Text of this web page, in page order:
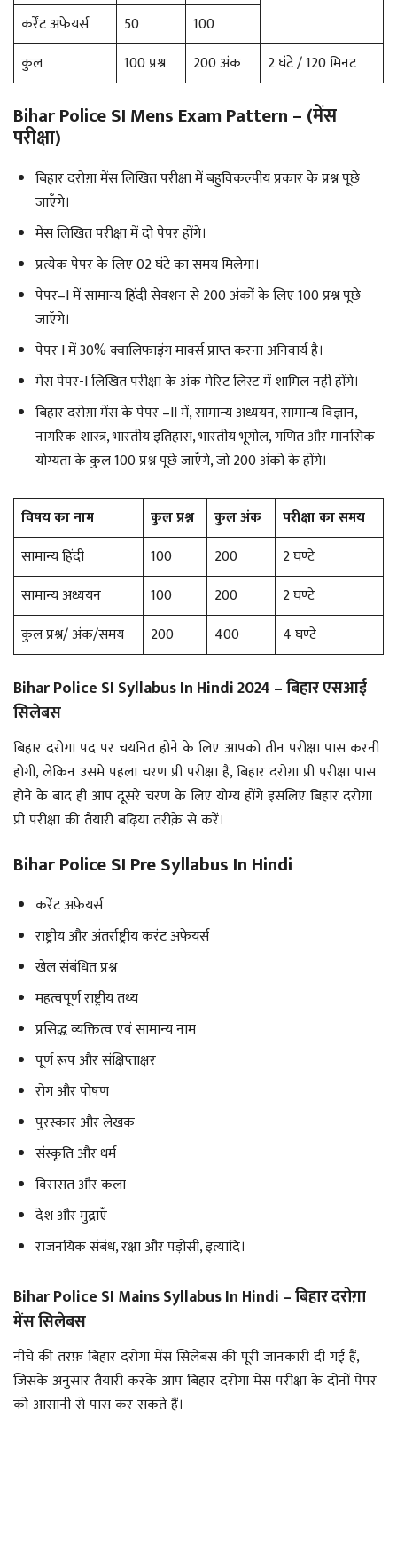
कर्रेंट अफेयर्स 50
100
कुल
100 प्रश्न 200 अंक 2 घंटे / 120 मिनट
Bihar Police SI Mens Exam Pattern – (मेंस
परीक्षा)
बिहार दरोग़ा मेंस लिखित परीक्षा में बहुविकल्पीय प्रकार के प्रश्न पूछे
जाएँगे।
मेंस लिखित परीक्षा में दो पेपर होंगे।
प्रत्येक पेपर के लिए 02 घंटे का समय मिलेगा।
पेपर–I में सामान्य हिंदी सेक्शन से 200 अंकों के लिए 100 प्रश्न पूछे
जाएँगे।
पेपर I में 30% क्वालिफाइंग मार्क्स प्राप्त करना अनिवार्य है।
मेंस पेपर-I लिखित परीक्षा के अंक मेरिट लिस्ट में शामिल नहीं होंगे।
बिहार दरोग़ा मेंस के पेपर –II में, सामान्य अध्ययन, सामान्य विज्ञान,
नागरिक शास्त्र, भारतीय इतिहास, भारतीय भूगोल, गणित और मानसिक
योग्यता के कुल 100 प्रश्न पूछे जाएँगे, जो 200 अंको के होंगे।
विषय का नाम कुल प्रश्न कुल अंक
परीक्षा का समय
सामान्य हिंदी
100 200
2 घण्टे
सामान्य अध्ययन
100 200
2 घण्टे
कुल प्रश्न/ अंक/समय
200 400 4 घण्टे
Bihar Police SI Syllabus In Hindi 2024 – बिहार एसआई
सिलेबस
बिहार दरोग़ा पद पर चयनित होने के लिए आपको तीन परीक्षा पास करनी
होगी, लेकिन उसमे पहला चरण प्री परीक्षा है, बिहार दरोग़ा प्री परीक्षा पास
होने के बाद ही आप दूसरे चरण के लिए योग्य होंगे इसलिए बिहार दरोग़ा
प्री परीक्षा की तैयारी बढ़िया तरीक़े से करें।
Bihar Police SI Pre Syllabus In Hindi
करेंट अफ़ेयर्स
राष्ट्रीय और अंतर्राष्ट्रीय करंट अफेयर्स
खेल संबंधित प्रश्न
महत्वपूर्ण राष्ट्रीय तथ्य
प्रसिद्ध व्यक्तित्व एवं सामान्य नाम
पूर्ण रूप और संक्षिप्ताक्षर
रोग और पोषण
पुरस्कार और लेखक
संस्कृति और धर्म
विरासत और कला
देश और मुद्राएँ
राजनयिक संबंध, रक्षा और पड़ोसी, इत्यादि।
Bihar Police SI Mains Syllabus In Hindi – बिहार दरोग़ा
मेंस सिलेबस
नीचे की तरफ़ बिहार दरोगा मेंस सिलेबस की पूरी जानकारी दी गई हैं,
जिसके अनुसार तैयारी करके आप बिहार दरोगा मेंस परीक्षा के दोनों पेपर
को आसानी से पास कर सकते हैं।